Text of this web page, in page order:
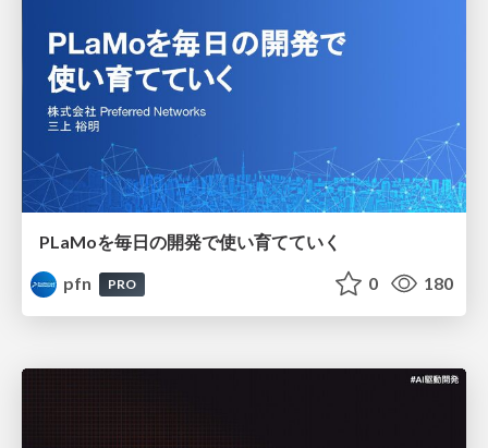
PLaMoを毎日の開発で使い育てていく
pfn
PRO 0 180